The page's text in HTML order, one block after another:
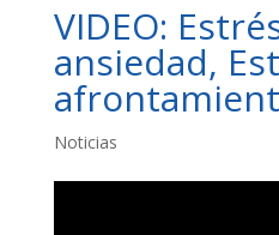
VIDEO:
ansiedad,
Noticias